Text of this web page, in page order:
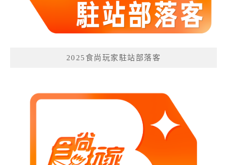
2025食尚玩家駐站部落客